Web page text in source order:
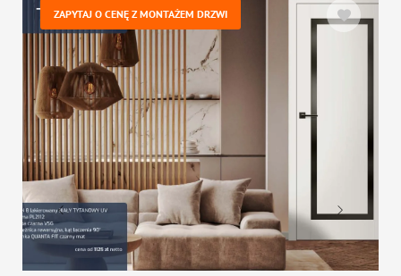
ZAPYTAJ O CENĘ Z MONTAŻEM DRZWI